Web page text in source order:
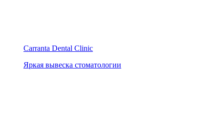
Carranta Dental Clinic
Яркая вывеска стоматологии